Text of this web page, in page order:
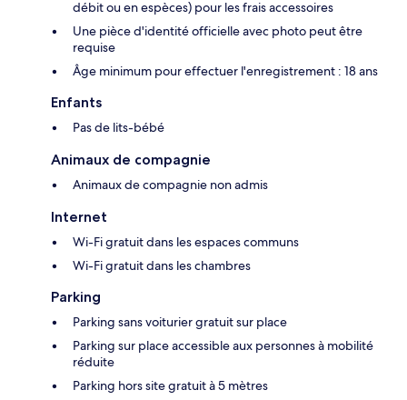
débit ou en espèces) pour les frais accessoires
Une pièce d'identité officielle avec photo peut être
requise
Âge minimum pour effectuer l'enregistrement : 18 ans
Enfants
Pas de lits-bébé
Animaux de compagnie
Animaux de compagnie non admis
Internet
Wi-Fi gratuit dans les espaces communs
Wi-Fi gratuit dans les chambres
Parking
Parking sans voiturier gratuit sur place
Parking sur place accessible aux personnes à mobilité
réduite
Parking hors site gratuit à 5 mètres